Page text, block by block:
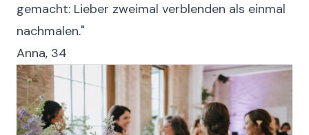
gemacht: Lieber zweimal verblenden als einmal
nachmalen."
Anna, 34